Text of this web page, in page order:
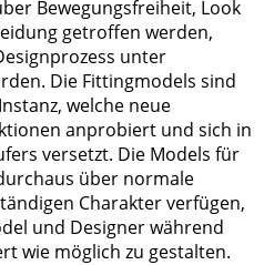
Bewegungsfreiheit, Look
getroffen werden,
unter
Die Fittingmodels sind
welche neue
anprobiert und sich in
versetzt. Die Models für
über normale
Charakter verfügen,
und Designer während
wie möglich zu gestalten.